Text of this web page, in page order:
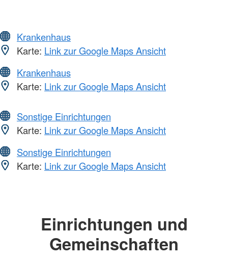
Krankenhaus
Karte: Link zur Google Maps Ansicht
Krankenhaus
Karte: Link zur Google Maps Ansicht
Sonstige Einrichtungen
Karte: Link zur Google Maps Ansicht
Sonstige Einrichtungen
Karte: Link zur Google Maps Ansicht
Einrichtungen und
Gemeinschaften